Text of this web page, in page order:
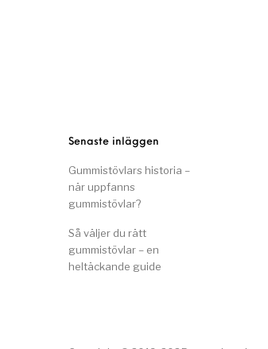
Senaste inläggen
Gummistövlars historia –
när uppfanns
gummistövlar?
Så väljer du rätt
gummistövlar – en
heltäckande guide